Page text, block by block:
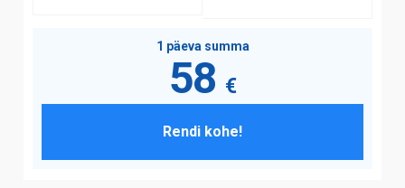
1 päeva summa
58 €
Rendi kohe!